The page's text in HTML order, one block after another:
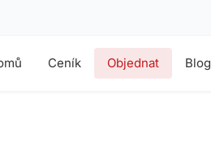
Ceník Objednat Blog